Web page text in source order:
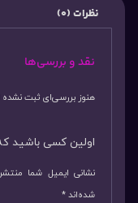
نظرات (0)
نقد و بررسی‌ها
هنوز بررسی‌ای ثبت
اولین کسی باشید
نشانی ایمیل شما
شده‌اند*